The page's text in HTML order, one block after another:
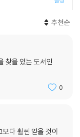
추천순
찾을 있는 도서인
0
다 훨씬 얻을 것이